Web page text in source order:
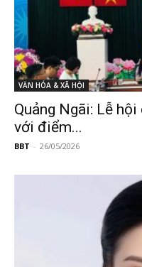
VĂN HÓA & XÃ HỘI
Quảng Ngãi: Lễ
với điểm...
BBT - 26/05/2026